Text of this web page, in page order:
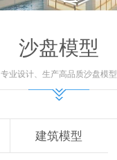
沙盘模型
专业设计、生产高品质沙盘模型
建筑模型